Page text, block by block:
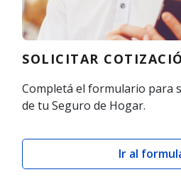
SOLICITAR
Completá el formulario para
de tu Seguro de Hogar.
Ir al